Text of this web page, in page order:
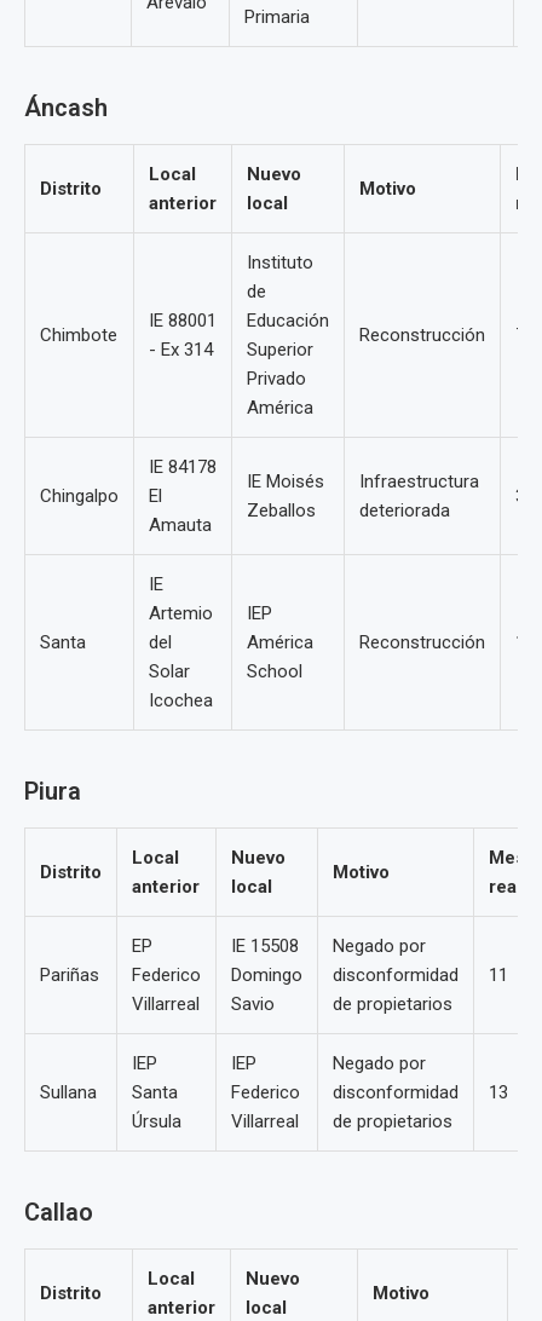
Primaria
Áncash
Distrito
Local
anterior
Nuevo
local
Motivo
Chimbote
IE 88001
- Ex 314
Instituto
de
Educación
Superior
Privado
América
Reconstrucción 7
Chingalpo
IE 84178
El
Amauta
IE Moisés
Zeballos
Infraestructura
deteriorada
3
Santa
IE
Artemio
del
Solar
Icochea
IEP
América
School
Reconstrucción 19
Piura
Distrito
Local
anterior
Nuevo
local
Motivo
Pariñas
EP
Federico
Villarreal
IE 15508
Domingo
Savio
Negado por
disconformidad
de propietarios
11
Sullana
IEP
Santa
Úrsula
IEP
Federico
Villarreal
Negado por
disconformidad
de propietarios
13
Callao
Distrito
Local
anterior
Nuevo
local
Motivo